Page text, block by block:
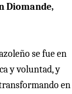
Diomande,
se fue en
y voluntad, y
en